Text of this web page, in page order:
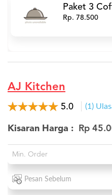
Paket 3
Rp. 78.500
AJ Kitchen
5.0 (1)
Kisaran Harga : Rp
Min. Order
Pesan Sebelum